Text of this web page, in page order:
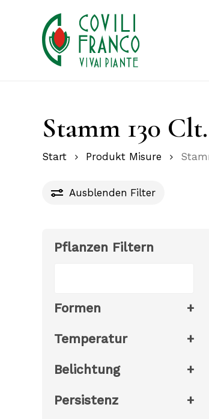
Stamm 130 Clt.
Start Produkt Misure
Ausblenden Filter
Pflanzen Filtern
Formen +
Temperatur +
Belichtung +
Persistenz +